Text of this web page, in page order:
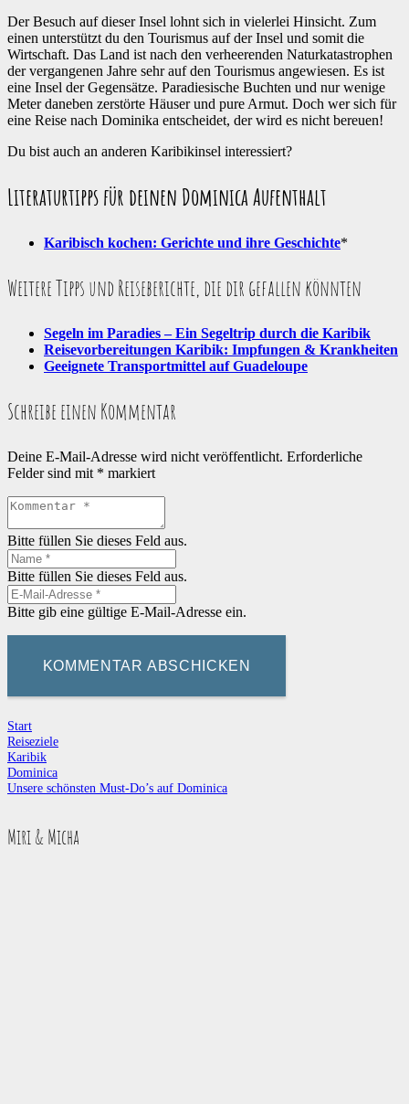
Der Besuch auf dieser Insel lohnt sich in vielerlei Hinsicht. Zum
einen unterstützt du den Tourismus auf der Insel und somit die
Wirtschaft. Das Land ist nach den verheerenden Naturkatastrophen
der vergangenen Jahre sehr auf den Tourismus angewiesen. Es ist
eine Insel der Gegensätze. Paradiesische Buchten und nur wenige
Meter daneben zerstörte Häuser und pure Armut. Doch wer sich für
eine Reise nach Dominika entscheidet, der wird es nicht bereuen!
Du bist auch an anderen Karibikinsel interessiert?
Literaturtipps für deinen Dominica Aufenthalt
Karibisch kochen: Gerichte und ihre Geschichte*
Weitere Tipps und Reiseberichte, die dir gefallen könnten
Segeln im Paradies – Ein Segeltrip durch die Karibik
Reisevorbereitungen Karibik: Impfungen & Krankheiten
Geeignete Transportmittel auf Guadeloupe
Schreibe einen Kommentar
Deine E-Mail-Adresse wird nicht veröffentlicht. Erforderliche
Felder sind mit * markiert
Bitte füllen Sie dieses Feld aus.
Bitte füllen Sie dieses Feld aus.
Bitte gib eine gültige E-Mail-Adresse ein.
KOMMENTAR ABSCHICKEN
Start
Reiseziele
Karibik
Dominica
Unsere schönsten Must-Do’s auf Dominica
Miri & Micha